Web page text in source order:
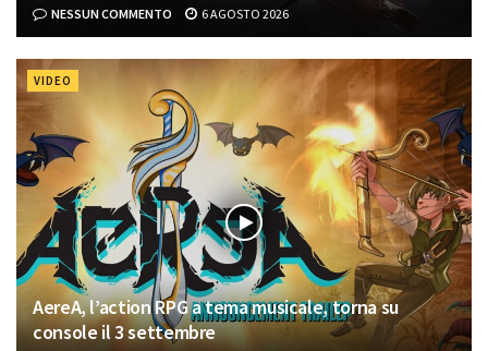
NESSUN COMMENTO 6 AGOSTO 2026
VIDEO
AereA, l’action RPG a tema musicale, torna su
console il 3 settembre